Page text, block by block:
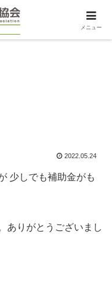
2022.05.24
少しでも補助金がも
ありがとうございまし
メニュー